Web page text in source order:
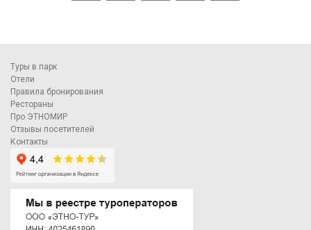
Туры в парк
Отели
Правила бронирования
Рестораны
Про ЭТНОМИР
Отзывы посетителей
Контакты